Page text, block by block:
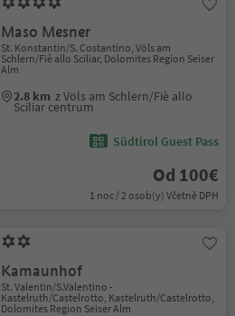
Maso Mesner
St. Konstantin/S. Costantino, Völs am
Schlern/Fiè allo Sciliar, Dolomites Region Seiser
Alm
2.8 km z Völs am Schlern/Fiè allo
Sciliar centrum
Südtirol Guest Pass
Od 100€
1 noc / 2 osob(y) Včetně DPH
Kamaunhof
St. Valentin/S.Valentino -
Kastelruth/Castelrotto, Kastelruth/Castelrotto,
Dolomites Region Seiser Alm